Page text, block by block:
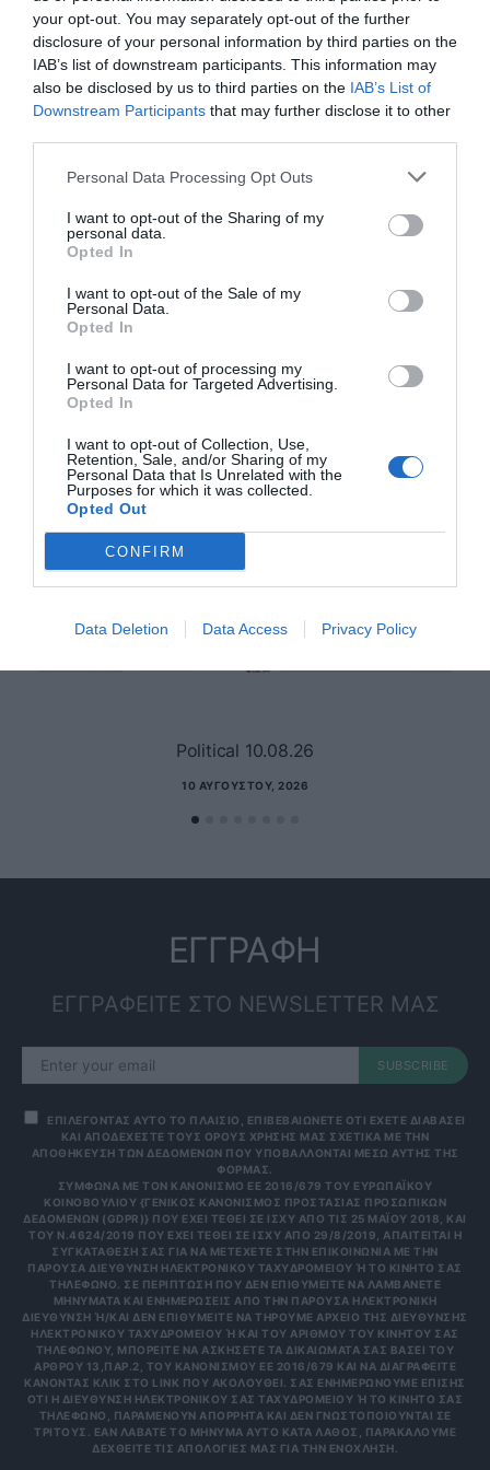
your opt-out. You may separately opt-out of the further
disclosure of your personal information by third parties on the
IAB’s list of downstream participants. This information may
also be disclosed by us to third parties on the IAB’s List of
Downstream Participants that may further disclose it to other
Personal Data Processing Opt Outs
I want to opt-out of the Sharing of my
personal data.
Opted In
I want to opt-out of the Sale of my
Personal Data.
Opted In
I want to opt-out of processing my
Personal Data for Targeted Advertising.
Opted In
I want to opt-out of Collection, Use,
Retention, Sale, and/or Sharing of my
Personal Data that Is Unrelated with the
Purposes for which it was collected.
Opted Out
CONFIRM
Data Deletion Data Access Privacy Policy
ΔΕΊΤΕ ΕΠΊΣΗΣ...
Political 10.08.26
10 ΑΥΓΟΎΣΤΟΥ, 2026
ΕΓΓΡΑΦΗ
ΕΓΓΡΑΦΕΙΤΕ ΣΤΟ NEWSLETTER ΜΑΣ
SUBSCRIBE
ΕΠΙΛΕΓΟΝΤΑΣ ΑΥΤΟ ΤΟ ΠΛΑΙΣΙΟ, ΕΠΙΒΕΒΑΙΩΝΕΤΕ ΟΤΙ ΕΧΕΤΕ ΔΙΑΒΑΣΕΙ
ΚΑΙ ΑΠΟΔΕΧΕΣΤΕ ΤΟΥΣ ΟΡΟΥΣ ΧΡΗΣΗΣ ΜΑΣ ΣΧΕΤΙΚΑ ΜΕ ΤΗΝ
ΑΠΟΘΗΚΕΥΣΗ ΤΩΝ ΔΕΔΟΜΕΝΩΝ ΠΟΥ ΥΠΟΒΑΛΛΟΝΤΑΙ ΜΕΣΩ ΑΥΤΗΣ ΤΗΣ
ΦΟΡΜΑΣ.
ΣΎΜΦΩΝΑ ΜΕ ΤΟΝ ΚΑΝΟΝΙΣΜΌ ΕΕ 2016/679 ΤΟΥ ΕΥΡΩΠΑΪΚΟΎ
ΚΟΙΝΟΒΟΥΛΊΟΥ {ΓΕΝΙΚΌΣ ΚΑΝΟΝΙΣΜΌΣ ΠΡΟΣΤΑΣΊΑΣ ΠΡΟΣΩΠΙΚΏΝ
ΔΕΔΟΜΈΝΩΝ (GDPR)} ΠΟΥ ΈΧΕΙ ΤΕΘΕΊ ΣΕ ΙΣΧΎ ΑΠΌ ΤΙΣ 25 ΜΑΪ́ΟΥ 2018, ΚΑΙ
ΤΟΥ Ν.4624/2019 ΠΟΥ ΈΧΕΙ ΤΕΘΕΊ ΣΕ ΙΣΧΎ ΑΠΌ 29/8/2019, ΑΠΑΙΤΕΊΤΑΙ Η
ΣΥΓΚΑΤΆΘΕΣΉ ΣΑΣ ΓΙΑ ΝΑ ΜΕΤΈΧΕΤΕ ΣΤΗΝ ΕΠΙΚΟΙΝΩΝΊΑ ΜΕ ΤΗΝ
ΠΑΡΟΎΣΑ ΔΙΕΎΘΥΝΣΗ ΗΛΕΚΤΡΟΝΙΚΟΎ ΤΑΧΥΔΡΟΜΕΊΟΥ Ή ΤΟ ΚΙΝΗΤΌ ΣΑΣ Τ
ΗΛΈΦΩΝΟ. ΣΕ ΠΕΡΊΠΤΩΣΗ ΠΟΥ ΔΕΝ ΕΠΙΘΥΜΕΊΤΕ ΝΑ ΛΑΜΒΆΝΕΤΕ Μ
ΗΝΎΜΑΤΑ ΚΑΙ ΕΝΗΜΕΡΏΣΕΙΣ ΑΠΌ ΤΗΝ ΠΑΡΟΎΣΑ ΗΛΕΚΤΡΟΝΙΚΉ Δ
ΙΕΎΘΥΝΣΗ Ή/ΚΑΙ ΔΕΝ ΕΠΙΘΥΜΕΊΤΕ ΝΑ ΤΗΡΟΎΜΕ ΑΡΧΕΊΟ ΤΗΣ ΔΙΕΎΘΥΝΣΗΣ ΗΛ
ΕΚΤΡΟΝΙΚΟΎ ΤΑΧΥΔΡΟΜΕΊΟΥ Ή ΚΑΙ ΤΟΥ ΑΡΙΘΜΟΎ ΤΟΥ ΚΙΝΗΤΟΎ ΣΑΣ ΤΗΛ
ΕΦΏΝΟΥ, ΜΠΟΡΕΊΤΕ ΝΑ ΑΣΚΉΣΕΤΕ ΤΑ ΔΙΚΑΙΏΜΑΤΆ ΣΑΣ ΒΆΣΕΙ ΤΟΥ ΆΡΘ
ΡΟΥ 13,ΠΑΡ.2, ΤΟΥ ΚΑΝΟΝΙΣΜΟΎ ΕΕ 2016/679 ΚΑΙ ΝΑ ΔΙΑΓΡΑΦΕΊΤΕ ΚΆΝ
ΟΝΤΑΣ ΚΛΙΚ ΣΤΟ LINK ΠΟΥ ΑΚΟΛΟΥΘΕΊ. ΣΑΣ ΕΝΗΜΕΡΏΝΟΥΜΕ ΕΠΊΣΗΣ ΌΤΙ
Η ΔΙΕΎΘΥΝΣΗ ΗΛΕΚΤΡΟΝΙΚΟΎ ΣΑΣ ΤΑΧΥΔΡΟΜΕΊΟΥ Ή ΤΟ ΚΙΝΗΤΌ ΣΑΣ ΤΗΛΈ
ΦΩΝΟ, ΠΑΡΑΜΈΝΟΥΝ ΑΠΌΡΡΗΤΑ ΚΑΙ ΔΕΝ ΓΝΩΣΤΟΠΟΙΟΎΝΤΑΙ ΣΕ ΤΡΊΤ
ΟΥΣ. ΕΆΝ ΛΆΒΑΤΕ ΤΟ ΜΉΝΥΜΑ ΑΥΤΌ ΚΑΤΆ ΛΆΘΟΣ, ΠΑΡΑΚΑΛΟΎΜΕ ΔΕΧΘ
ΕΊΤΕ ΤΙΣ ΑΠΟΛΟΓΊΕΣ ΜΑΣ ΓΙΑ ΤΗΝ ΕΝΌΧΛΗΣΗ.